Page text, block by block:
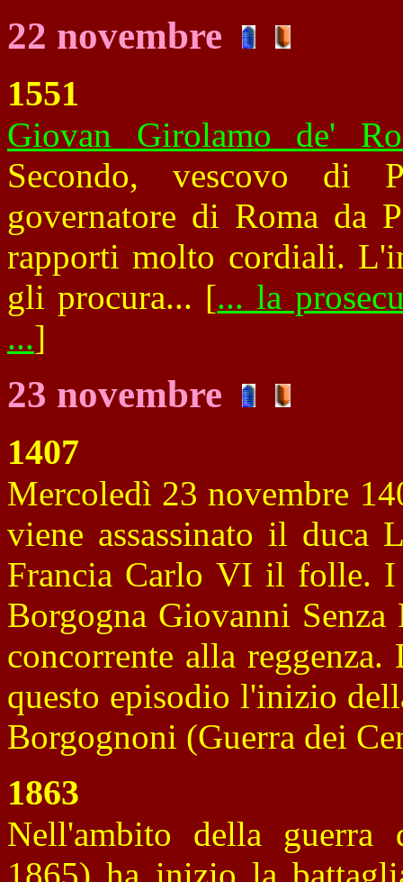
22 novembre
1551
Giovan Girolamo de'
Secondo, vescovo di
governatore di Roma
rapporti molto cordiali.
gli procura... [... la
...]
23 novembre
1407
Mercoledì 23 novembre
viene assassinato il duca
Francia Carlo VI il folle. I
Borgogna Giovanni
concorrente alla
questo episodio l'inizio
Borgognoni (Guerra dei
1863
Nell'ambito della guerra